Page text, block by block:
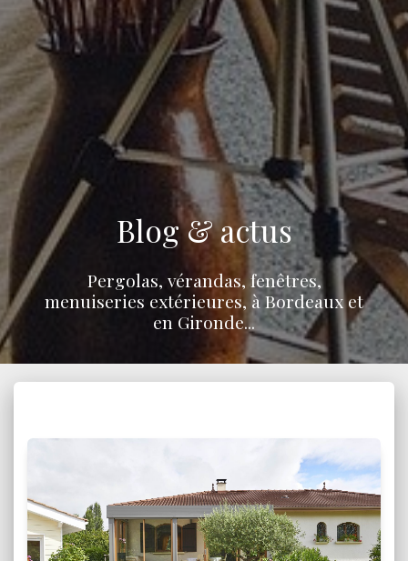
Blog & actus
Pergolas, vérandas, fenêtres,
menuiseries extérieures, à Bordeaux et
en Gironde...